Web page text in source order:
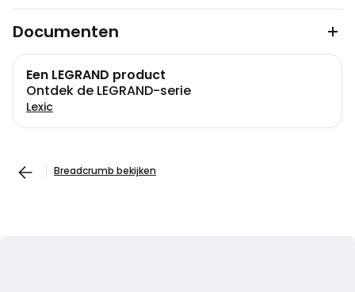
Documenten
Een LEGRAND product
Ontdek de LEGRAND-serie
Lexic
Breadcrumb bekijken